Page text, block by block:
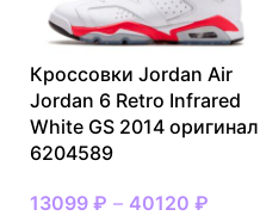
Кроссовки Jordan Air
Jordan 6 Retro Infrared
White GS 2014 оригинал
6204589
13099 ₽ – 40120 ₽